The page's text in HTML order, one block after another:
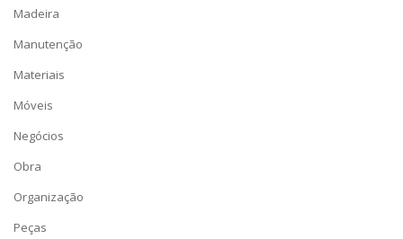
Madeira
Manutenção
Materiais
Móveis
Negócios
Obra
Organização
Peças